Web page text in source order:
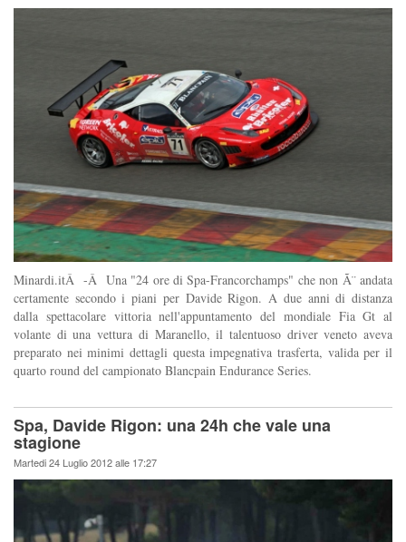
Minardi.itÂ -Â Una "24 ore di Spa-Francorchamps" che non Ã¨ andata
certamente secondo i piani per Davide Rigon. A due anni di distanza
dalla spettacolare vittoria nell'appuntamento del mondiale Fia Gt al
volante di una vettura di Maranello, il talentuoso driver veneto aveva
preparato nei minimi dettagli questa impegnativa trasferta, valida per il
quarto round del campionato Blancpain Endurance Series.
Spa, Davide Rigon: una 24h che vale una
stagione
Martedi 24 Luglio 2012 alle 17:27